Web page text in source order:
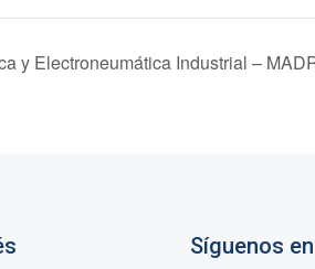
y Electroneumática Industrial –
Síguenos